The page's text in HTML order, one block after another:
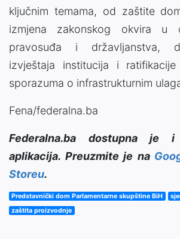
ključnim temama, od zaštite
izmjena zakonskog okvira u
pravosuđa i državljanstva,
izvještaja institucija i ratifikacije
sporazuma o infrastrukturnim
Fena/federalna.ba
Federalna.ba dostupna je
aplikacija. Preuzmite je na
Storeu.
Predstavnički dom Parlamentarne skupštine BiH
zaštita proizvodnje